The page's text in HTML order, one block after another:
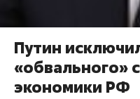
Путин
«обвального»
экономики РФ